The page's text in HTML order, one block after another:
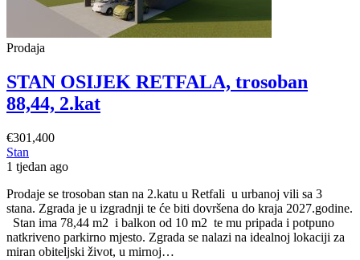
Prodaja
STAN OSIJEK RETFALA, trosoban
88,44, 2.kat
€301,400
Stan
1 tjedan ago
Prodaje se trosoban stan na 2.katu u Retfali u urbanoj vili sa 3
stana. Zgrada je u izgradnji te će biti dovršena do kraja 2027.godine.
Stan ima 78,44 m2 i balkon od 10 m2 te mu pripada i potpuno
natkriveno parkirno mjesto. Zgrada se nalazi na idealnoj lokaciji za
miran obiteljski život, u mirnoj…